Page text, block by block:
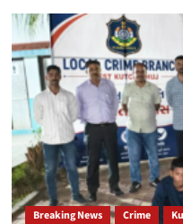
Breaking News Crime